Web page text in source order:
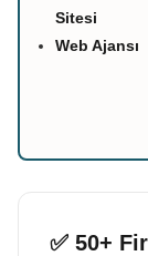
Sitesi
Web Ajansı
✅ 50+